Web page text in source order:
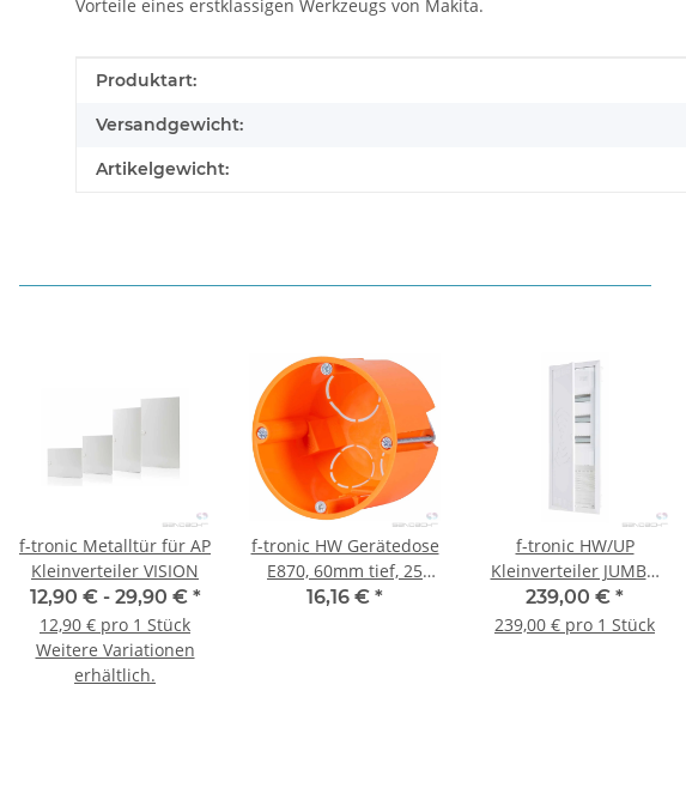
Vorteile eines erstklassigen Werkzeugs von Makita.
Produkteigenschaft
Wert
Produktart:
Versandgewicht:
Artikelgewicht:
f-tronic Metalltür für AP
Kleinverteiler VISION
12,90 € - 29,90 € *
12,90 € pro 1 Stück
Weitere Variationen
erhältlich.
f-tronic HW Gerätedose
E870, 60mm tief, 25
Stück
16,16 € *
f-tronic HW/UP
Kleinverteiler JUMBO
60-3W Twin, 3-reihig,
Kommunikationsfeld,
239,00 € *
239,00 € pro 1 Stück